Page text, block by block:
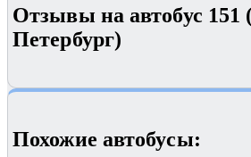
Отзывы на автобус 151
Петербург)
Похожие автобуcы: